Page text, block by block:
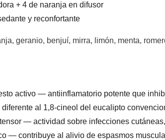
+ 4 de naranja en difusor
y reconfortante
geranio, benjuí, mirra, limón, menta,
activo — antiinflamatorio potente que
al 1,8-cineol del eucalipto
— actividad sobre infecciones
— contribuye al alivio de espasmos